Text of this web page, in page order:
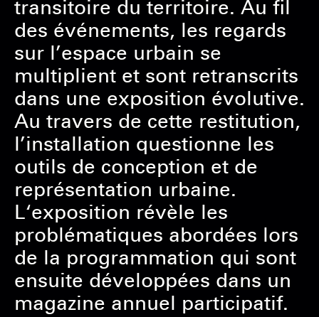
transitoire du territoire. Au fil
des événements, les regards
sur l’espace urbain se
multiplient et sont retranscrits
dans une exposition évolutive.
Au travers de cette restitution,
l’installation questionne les
outils de conception et de
représentation urbaine.
L‘exposition révèle les
problématiques abordées lors
de la programmation qui sont
ensuite développées dans un
magazine annuel participatif.